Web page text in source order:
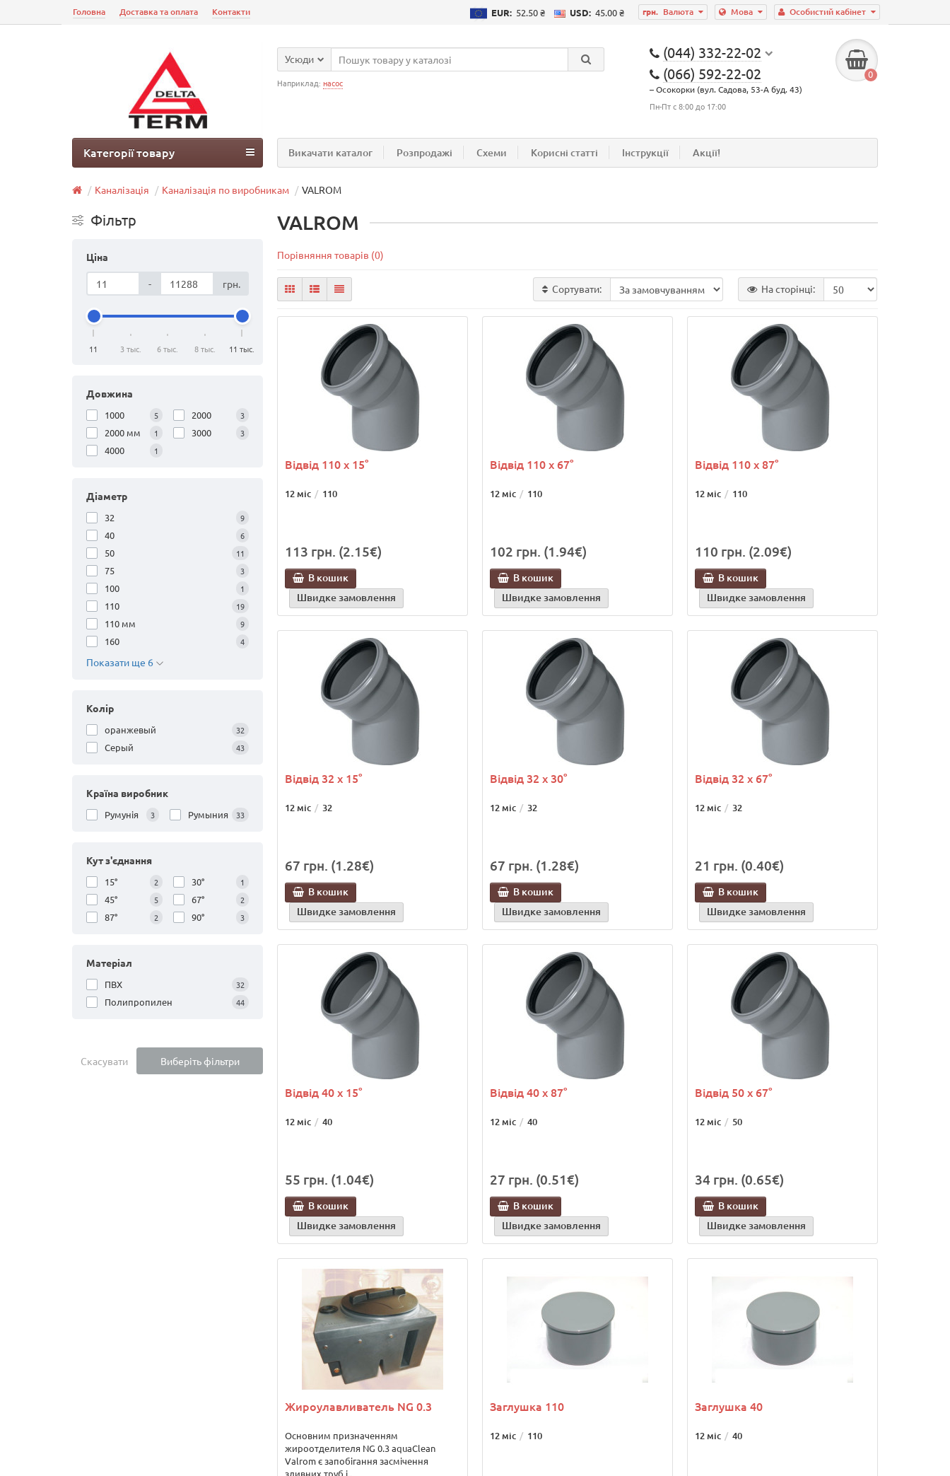
Особистий кабінет
Мова
грн. Валюта
EUR: 52.50 ₴ USD: 45.00 ₴
Головна Доставка та оплата Контакти
(044) 332-22-02
(066) 592-22-02
– Осокорки (вул. Садова, 53-А буд. 43)
Пн-Пт с 8:00 до 17:00
0
Усюди
Наприклад: насос
Викачати каталог Розпродажі Схеми Корисні статті Інструкції Акції!
Категорії товару
Каналізація Каналізація по виробникам VALROM
Фільтр
Ціна
- грн.
11 3 тыс. 6 тыс. 8 тыс. 11 тыс.
Довжина
1000 5 2000 3
2000 мм 1 3000 3
4000 1
Діаметр
32 9
40 6
50 11
75 3
100 1
110 19
110 мм 9
160 4
Показати ще 6
Колір
оранжевый 32
Серый 43
Країна виробник
Румунія 3 Румыния 33
Кут з'єднання
15° 2 30° 1
45° 5 67° 2
87° 2 90° 3
Матеріал
ПВХ 32
Полипропилен 44
Скасувати Виберіть фільтри
VALROM
Порівняння товарів (0)
Сортувати: На сторінці:
Відвід 110 х 15°
12 міс 110
113 грн. (2.15€)
В кошик
Швидке замовлення
Відвід 110 х 67°
12 міс 110
102 грн. (1.94€)
В кошик
Швидке замовлення
Відвід 110 х 87°
12 міс 110
110 грн. (2.09€)
В кошик
Швидке замовлення
Відвід 32 х 15°
12 міс 32
67 грн. (1.28€)
В кошик
Швидке замовлення
Відвід 32 х 30°
12 міс 32
67 грн. (1.28€)
В кошик
Швидке замовлення
Відвід 32 х 67°
12 міс 32
21 грн. (0.40€)
В кошик
Швидке замовлення
Відвід 40 х 15°
12 міс 40
55 грн. (1.04€)
В кошик
Швидке замовлення
Відвід 40 х 87°
12 міс 40
27 грн. (0.51€)
В кошик
Швидке замовлення
Відвід 50 х 67°
12 міс 50
34 грн. (0.65€)
В кошик
Швидке замовлення
Жироулавливатель NG 0.3
Основним призначенням
жироотделителя NG 0.3 aquaClean
Valrom є запобігання засмічення
зливних труб і..
Заглушка 110
12 міс 110
Заглушка 40
12 міс 40